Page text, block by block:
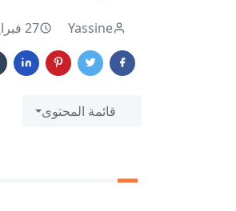
Yassine 27 فبراير, 2022
قائمة المحتوى